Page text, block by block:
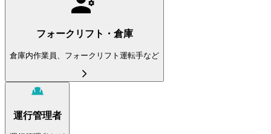
フォークリフト・倉庫
倉庫内作業員、フォークリフト運転手など
運行管理者